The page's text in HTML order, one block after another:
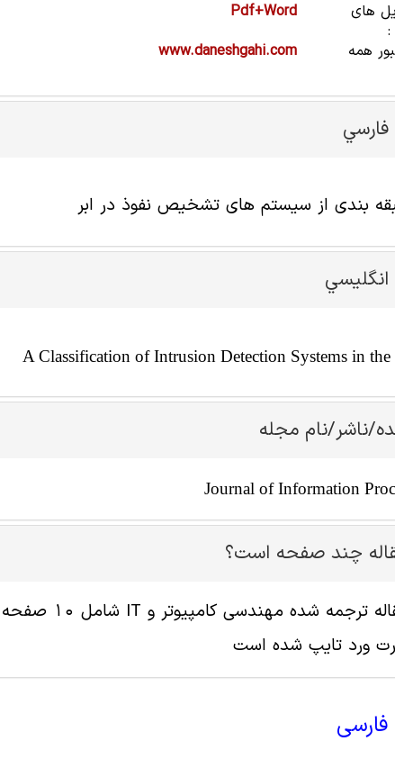
های
Pdf+Word
همه
www.daneshgahi.com
فارسي
بندی از سیستم های تشخیص نفوذ در ابر
انگليسي
A Classification of Intrusion Detection Systems in
ناشر/نام مجله
Journal of Information
چند صفحه است؟
ورد تایپ شده است